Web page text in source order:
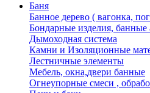
Баня
Банное дерево ( вагонка,
Бондарные изделия, банные
Дымоходная система
Камни и Изоляционные
Лестничные элементы
Мебель, окна,двери банные
Огнеупорные смеси ,